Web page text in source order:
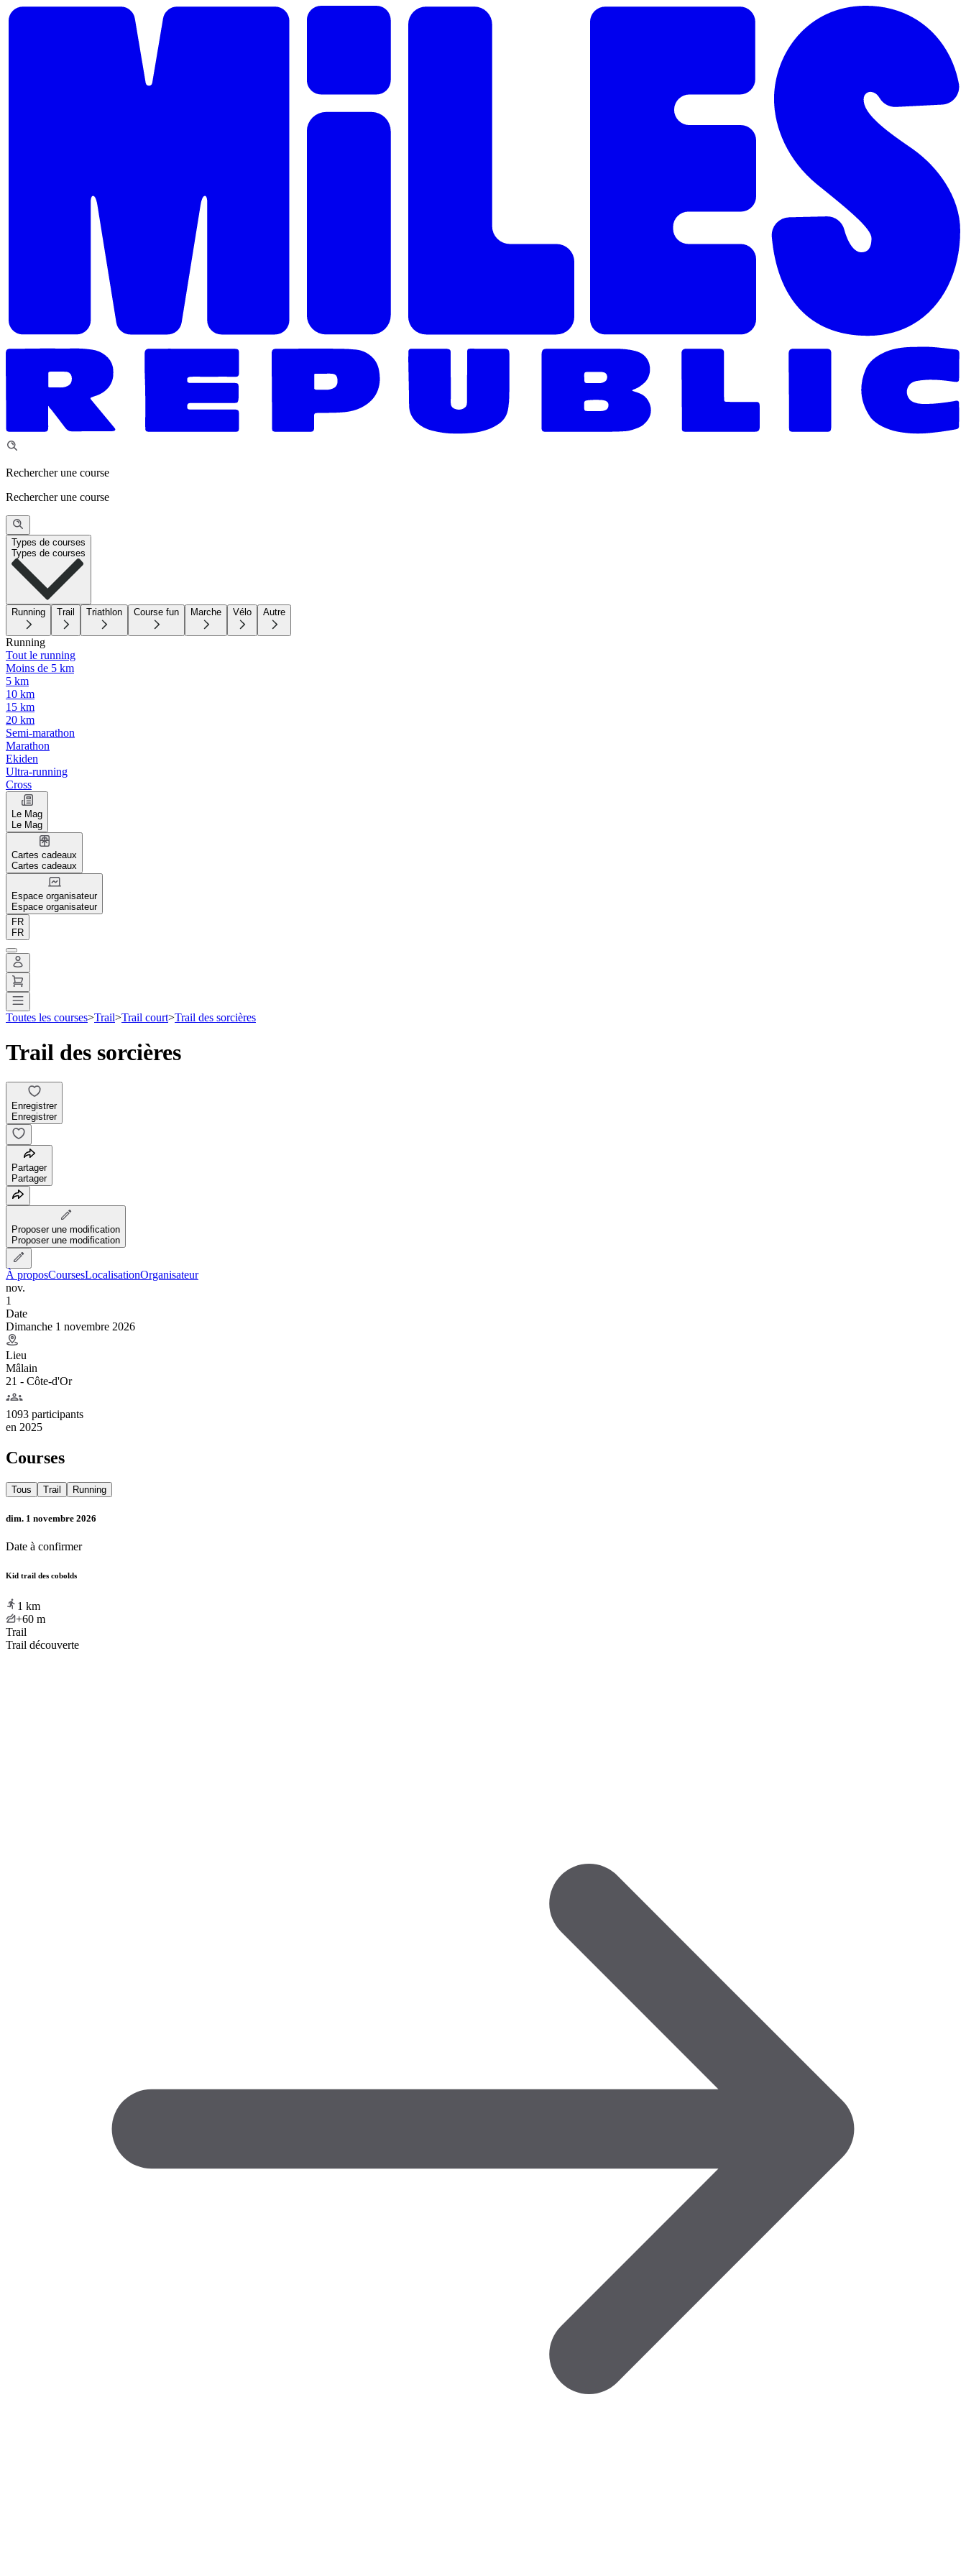
Rechercher une course
Rechercher une course
Types de courses
Types de courses
Running Trail Triathlon Course fun Marche Vélo Autre
Running
Tout le running
Moins de 5 km
5 km
10 km
15 km
20 km
Semi-marathon
Marathon
Ekiden
Ultra-running
Cross
Le Mag
Le Mag
Cartes cadeaux
Cartes cadeaux
Espace organisateur
Espace organisateur
FR
FR
Toutes les courses>Trail>Trail court>Trail des sorcières
Trail des sorcières
Enregistrer
Enregistrer
Partager
Partager
Proposer une modification
Proposer une modification
À proposCoursesLocalisationOrganisateur
nov.
1
Date
Dimanche 1 novembre 2026
Lieu
Mâlain
21 - Côte-d'Or
1093 participants
en 2025
Courses
Tous Trail Running
dim. 1 novembre 2026
Date à confirmer
Kid trail des cobolds
1 km
+60 m
Trail
Trail découverte